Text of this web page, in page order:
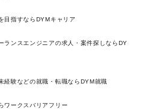
目指すならDYMキャリア
ランスエンジニアの求人・案件探しならDY
経験などの就職・転職ならDYM就職
ワークスバリアフリー